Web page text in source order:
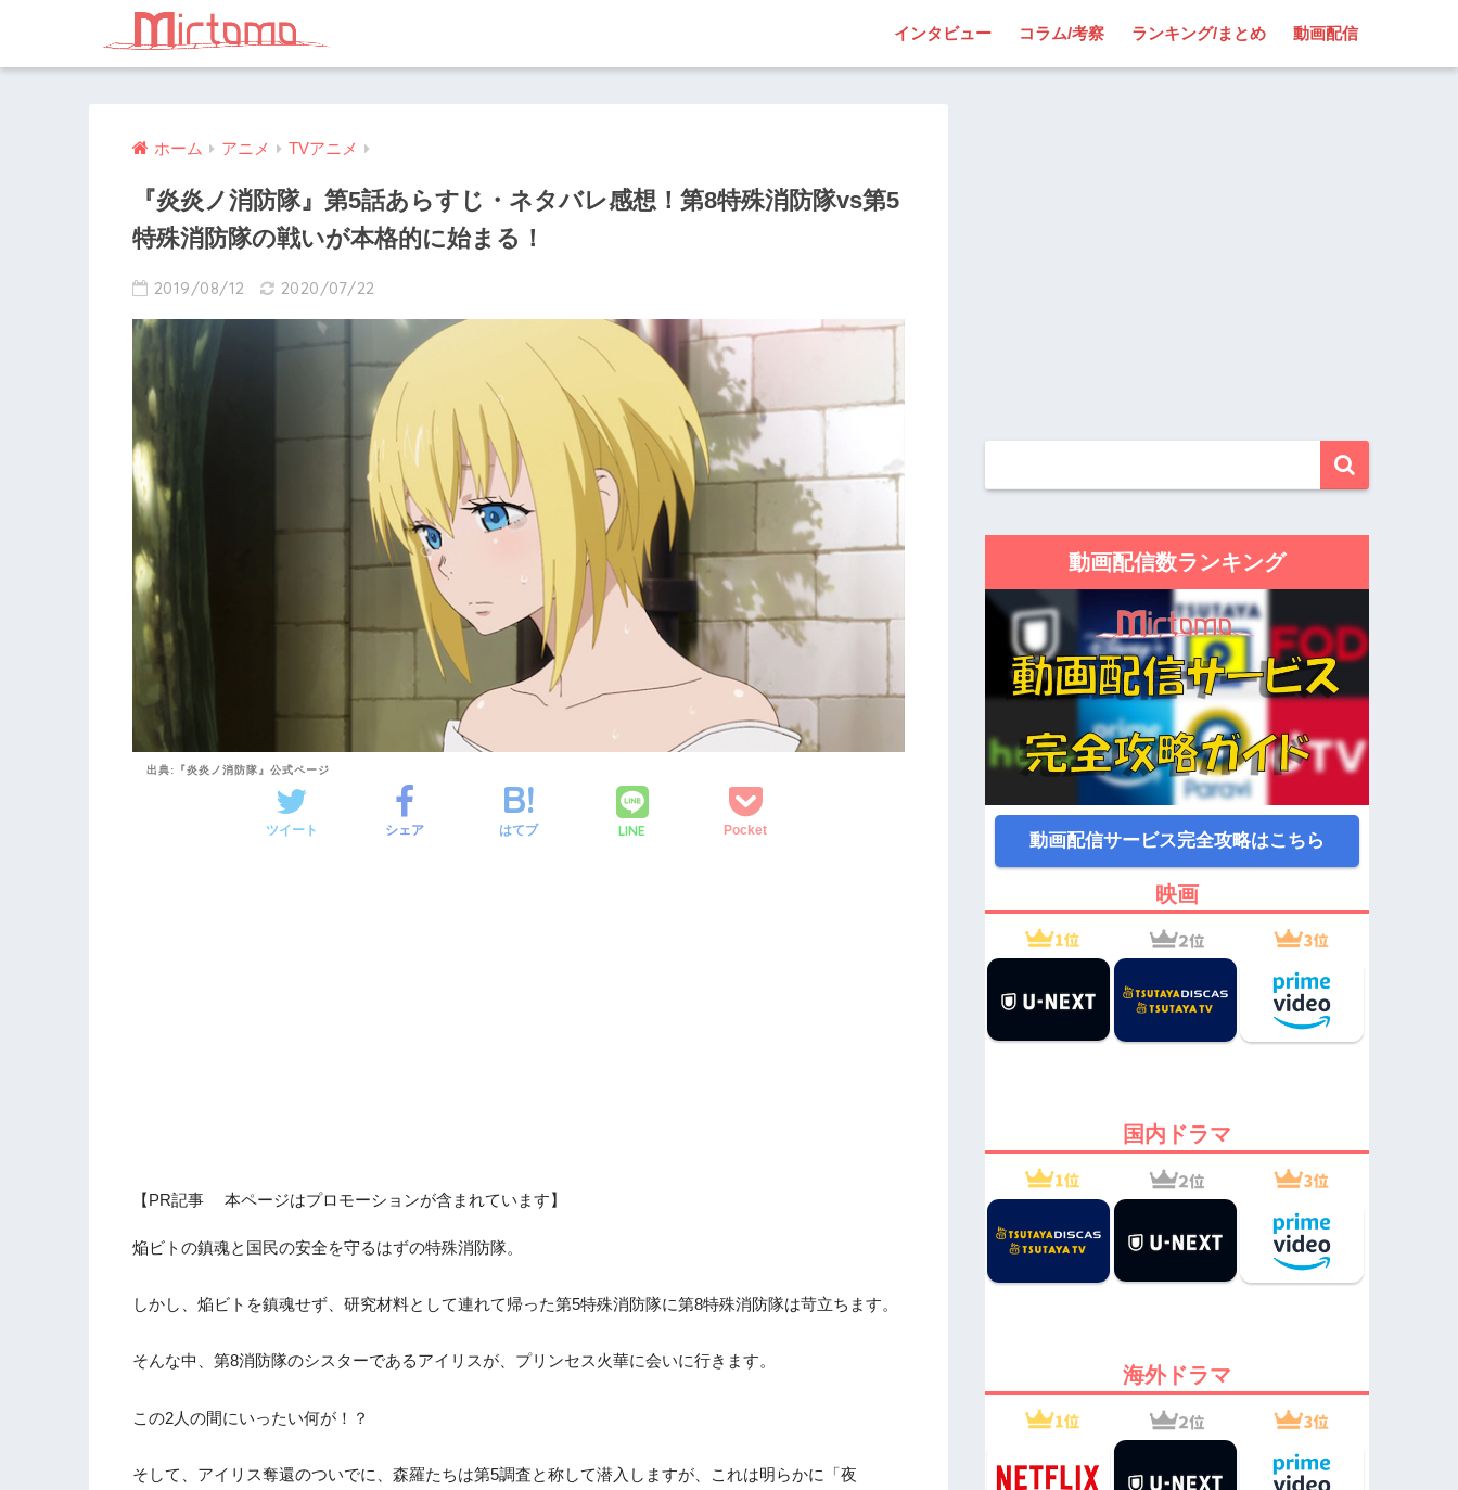
インタビュー コラム/考察 ランキング/まとめ 動画配信
ホーム アニメ TVアニメ
『炎炎ノ消防隊』第5話あらすじ・ネタバレ感想！第8特殊消防隊vs第5
特殊消防隊の戦いが本格的に始まる！
2019/08/12 2020/07/22
出典:『炎炎ノ消防隊』公式ページ
ツイート シェア はてブ LINE Pocket
【PR記事 本ページはプロモーションが含まれています】
焔ビトの鎮魂と国民の安全を守るはずの特殊消防隊。
しかし、焔ビトを鎮魂せず、研究材料として連れて帰った第5特殊消防隊に第8特殊消防隊は苛立ちます。
そんな中、第8消防隊のシスターであるアイリスが、プリンセス火華に会いに行きます。
この2人の間にいったい何が！？
そして、アイリス奪還のついでに、森羅たちは第5調査と称して潜入しますが、これは明らかに「夜
動画配信数ランキング
動画配信サービス完全攻略はこちら
映画
国内ドラマ
海外ドラマ